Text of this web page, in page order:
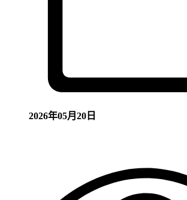
2026年05月20日